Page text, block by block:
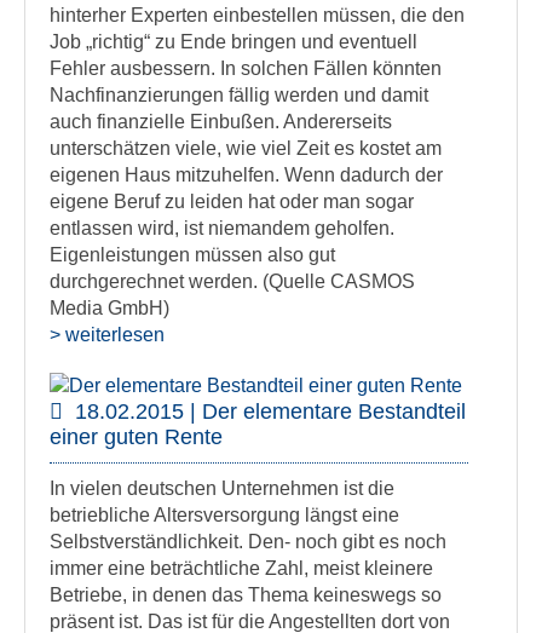
hinterher Experten einbestellen müssen, die den
Job „richtig“ zu Ende bringen und eventuell
Fehler ausbessern. In solchen Fällen könnten
Nachfinanzierungen fällig werden und damit
auch finanzielle Einbußen. Andererseits
unterschätzen viele, wie viel Zeit es kostet am
eigenen Haus mitzuhelfen. Wenn dadurch der
eigene Beruf zu leiden hat oder man sogar
entlassen wird, ist niemandem geholfen.
Eigenleistungen müssen also gut
durchgerechnet werden. (Quelle CASMOS
Media GmbH)
> weiterlesen
18.02.2015 | Der elementare Bestandteil
einer guten Rente
In vielen deutschen Unternehmen ist die
betriebliche Altersversorgung längst eine
Selbstverständlichkeit. Den- noch gibt es noch
immer eine beträchtliche Zahl, meist kleinere
Betriebe, in denen das Thema keineswegs so
präsent ist. Das ist für die Angestellten dort von